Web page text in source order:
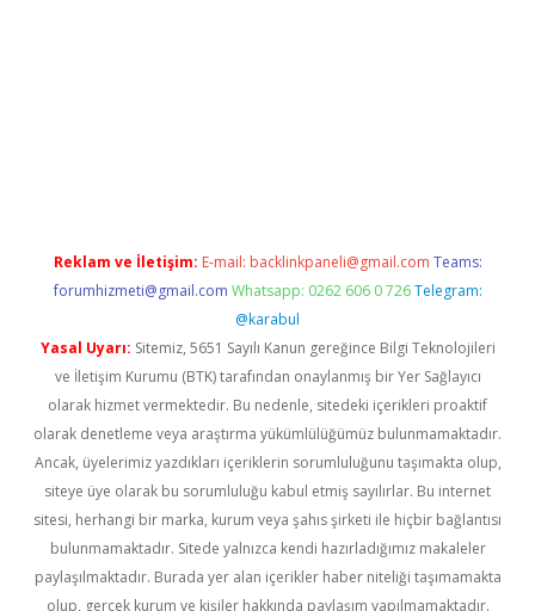
Reklam ve İletişim: E-mail: backlinkpaneli@gmail.com Teams:
forumhizmeti@gmail.com Whatsapp: 0262 606 0 726 Telegram:
@karabul
Yasal Uyarı: Sitemiz, 5651 Sayılı Kanun gereğince Bilgi Teknolojileri
ve İletişim Kurumu (BTK) tarafından onaylanmış bir Yer Sağlayıcı
olarak hizmet vermektedir. Bu nedenle, sitedeki içerikleri proaktif
olarak denetleme veya araştırma yükümlülüğümüz bulunmamaktadır.
Ancak, üyelerimiz yazdıkları içeriklerin sorumluluğunu taşımakta olup,
siteye üye olarak bu sorumluluğu kabul etmiş sayılırlar. Bu internet
sitesi, herhangi bir marka, kurum veya şahıs şirketi ile hiçbir bağlantısı
bulunmamaktadır. Sitede yalnızca kendi hazırladığımız makaleler
paylaşılmaktadır. Burada yer alan içerikler haber niteliği taşımamakta
olup, gerçek kurum ve kişiler hakkında paylaşım yapılmamaktadır.